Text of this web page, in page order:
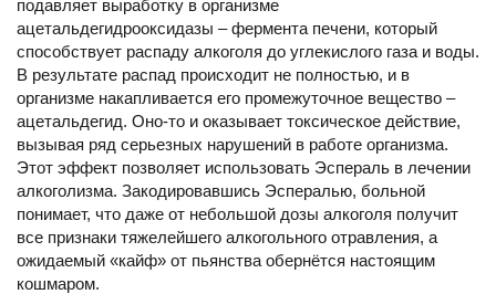
подавляет выработку в организме
ацетальдегидрооксидазы – фермента печени, который
способствует распаду алкоголя до углекислого газа и воды.
В результате распад происходит не полностью, и в
организме накапливается его промежуточное вещество –
ацетальдегид. Оно-то и оказывает токсическое действие,
вызывая ряд серьезных нарушений в работе организма.
Этот эффект позволяет использовать Эспераль в лечении
алкоголизма. Закодировавшись Эспералью, больной
понимает, что даже от небольшой дозы алкоголя получит
все признаки тяжелейшего алкогольного отравления, а
ожидаемый «кайф» от пьянства обернётся настоящим
кошмаром.